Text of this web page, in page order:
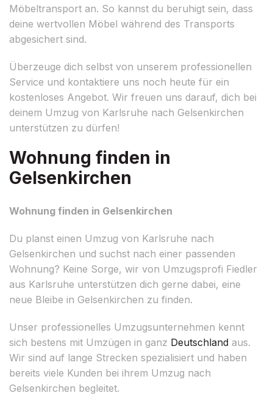
Möbeltransport an. So kannst du beruhigt sein, dass
deine wertvollen Möbel während des Transports
abgesichert sind.
Überzeuge dich selbst von unserem professionellen
Service und kontaktiere uns noch heute für ein
kostenloses Angebot. Wir freuen uns darauf, dich bei
deinem Umzug von Karlsruhe nach Gelsenkirchen
unterstützen zu dürfen!
Wohnung finden in
Gelsenkirchen
Wohnung finden in Gelsenkirchen
Du planst einen Umzug von Karlsruhe nach
Gelsenkirchen und suchst nach einer passenden
Wohnung? Keine Sorge, wir von Umzugsprofi Fiedler
aus Karlsruhe unterstützen dich gerne dabei, eine
neue Bleibe in Gelsenkirchen zu finden.
Unser professionelles Umzugsunternehmen kennt
sich bestens mit Umzügen in ganz Deutschland aus.
Wir sind auf lange Strecken spezialisiert und haben
bereits viele Kunden bei ihrem Umzug nach
Gelsenkirchen begleitet.